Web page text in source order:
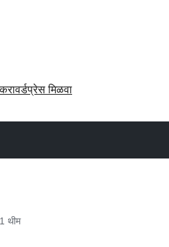
वर्डप्रेस मिळवा
1 थीम